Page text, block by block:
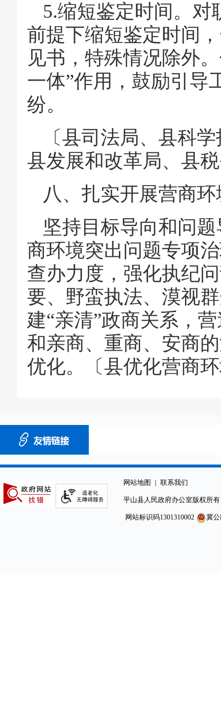
5.缩短鉴定时间。
前提下缩短鉴定时间
见书，特殊情况除外
一体”作用，鼓励引导
纷。
〔县司法局、县科
县发展和改革局、县
八、扎实开展营商
坚持目标导向和问
商环境突出问题专项
查办力度，强化执纪
要、野蛮执法、漠视
建“亲清”政商关系，
和亲商、重商、安商
优化。〔县优化营商